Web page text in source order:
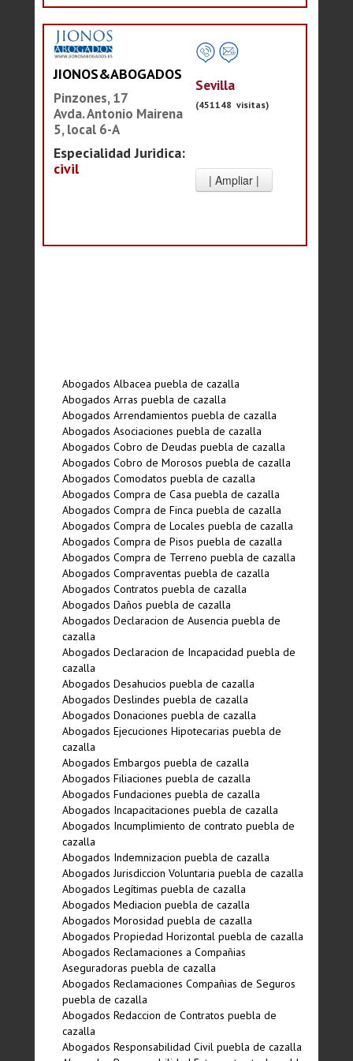
JIONOS&ABOGADOS
Pinzones, 17
Avda. Antonio Mairena
5, local 6-A
Especialidad Juridica:
civil
Sevilla
(451148 visitas)
Abogados Albacea puebla de cazalla
Abogados Arras puebla de cazalla
Abogados Arrendamientos puebla de cazalla
Abogados Asociaciones puebla de cazalla
Abogados Cobro de Deudas puebla de cazalla
Abogados Cobro de Morosos puebla de cazalla
Abogados Comodatos puebla de cazalla
Abogados Compra de Casa puebla de cazalla
Abogados Compra de Finca puebla de cazalla
Abogados Compra de Locales puebla de cazalla
Abogados Compra de Pisos puebla de cazalla
Abogados Compra de Terreno puebla de cazalla
Abogados Compraventas puebla de cazalla
Abogados Contratos puebla de cazalla
Abogados Daños puebla de cazalla
Abogados Declaracion de Ausencia puebla de
cazalla
Abogados Declaracion de Incapacidad puebla de
cazalla
Abogados Desahucios puebla de cazalla
Abogados Deslindes puebla de cazalla
Abogados Donaciones puebla de cazalla
Abogados Ejecuciones Hipotecarias puebla de
cazalla
Abogados Embargos puebla de cazalla
Abogados Filiaciones puebla de cazalla
Abogados Fundaciones puebla de cazalla
Abogados Incapacitaciones puebla de cazalla
Abogados Incumplimiento de contrato puebla de
cazalla
Abogados Indemnizacion puebla de cazalla
Abogados Jurisdiccion Voluntaria puebla de cazalla
Abogados Legí­timas puebla de cazalla
Abogados Mediacion puebla de cazalla
Abogados Morosidad puebla de cazalla
Abogados Propiedad Horizontal puebla de cazalla
Abogados Reclamaciones a Compañias
Aseguradoras puebla de cazalla
Abogados Reclamaciones Compañias de Seguros
puebla de cazalla
Abogados Redaccion de Contratos puebla de
cazalla
Abogados Responsabilidad Civil puebla de cazalla